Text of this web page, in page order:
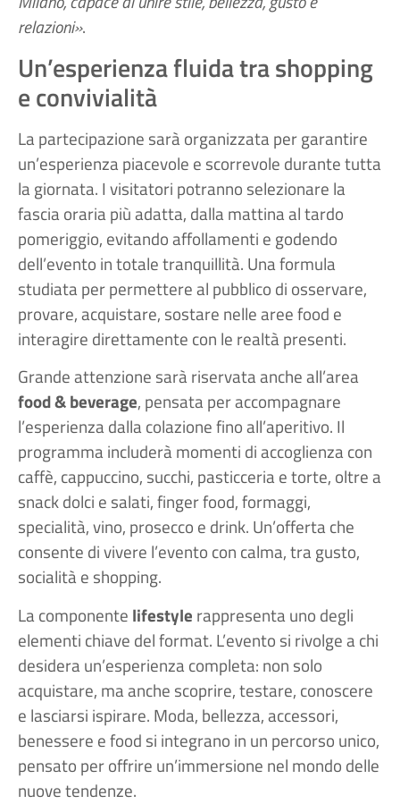
relazioni».
Un’esperienza fluida tra shopping
e convivialità
La partecipazione sarà organizzata per garantire
un’esperienza piacevole e scorrevole durante tutta
la giornata. I visitatori potranno selezionare la
fascia oraria più adatta, dalla mattina al tardo
pomeriggio, evitando affollamenti e godendo
dell’evento in totale tranquillità. Una formula
studiata per permettere al pubblico di osservare,
provare, acquistare, sostare nelle aree food e
interagire direttamente con le realtà presenti.
Grande attenzione sarà riservata anche all’area
food & beverage, pensata per accompagnare
l’esperienza dalla colazione fino all’aperitivo. Il
programma includerà momenti di accoglienza con
caffè, cappuccino, succhi, pasticceria e torte, oltre a
snack dolci e salati, finger food, formaggi,
specialità, vino, prosecco e drink. Un’offerta che
consente di vivere l’evento con calma, tra gusto,
socialità e shopping.
La componente lifestyle rappresenta uno degli
elementi chiave del format. L’evento si rivolge a chi
desidera un’esperienza completa: non solo
acquistare, ma anche scoprire, testare, conoscere
e lasciarsi ispirare. Moda, bellezza, accessori,
benessere e food si integrano in un percorso unico,
pensato per offrire un’immersione nel mondo delle
nuove tendenze.